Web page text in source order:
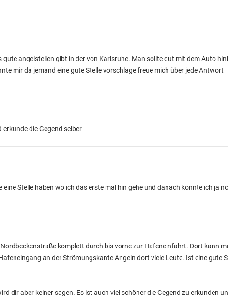
gute angelstellen gibt in der von Karlsruhe. Man sollte gut mit dem Auto
mir da jemand eine gute Stelle vorschlage freue mich über jede Antwort
die Gegend selber
eine Stelle haben wo ich das erste mal hin gehe und danach könnte ich ja
komplett durch bis vorne zur Hafeneinfahrt. Dort kann
an der Strömungskante Angeln dort viele Leute. Ist eine gute
dir aber keiner sagen. Es ist auch viel schöner die Gegend zu erkunden